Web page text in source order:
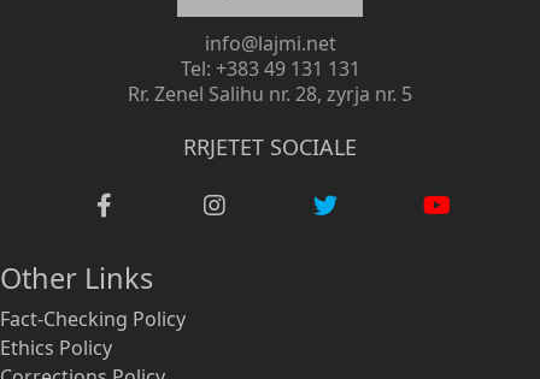
info@lajmi.net
Tel: +383 49 131 131
Rr. Zenel Salihu nr. 28, zyrja nr. 5
RRJETET SOCIALE
Other Links
Fact-Checking Policy
Ethics Policy